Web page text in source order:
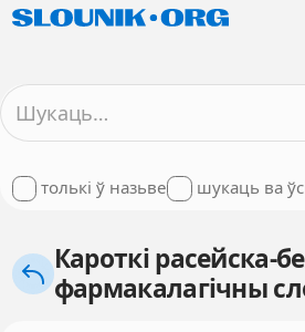
толькі ў назьве шукаць ва
Кароткі расейска-
фармакалагічны